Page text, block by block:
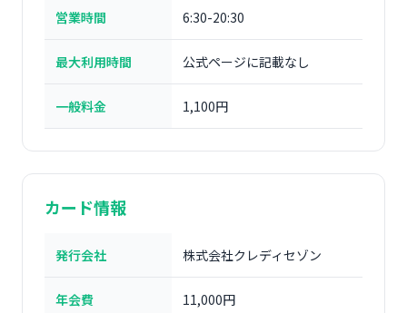
営業時間 6:30-20:30
最大利用時間 公式ページに記載なし
一般料金 1,100円
カード情報
発行会社 株式会社クレディセゾン
年会費 11,000円